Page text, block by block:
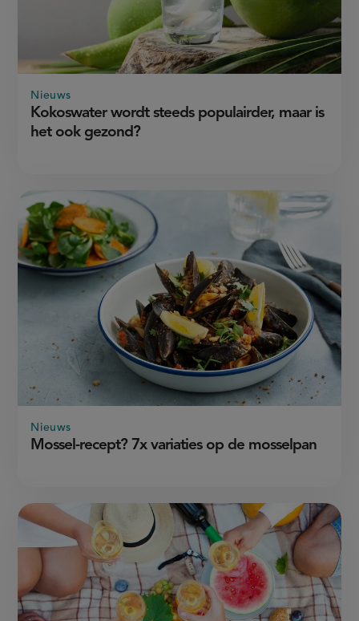
Kokoswater wordt steeds populairder, maar is
het ook gezond?
Nieuws
Mossel-recept? 7x variaties op de mosselpan
Nieuws